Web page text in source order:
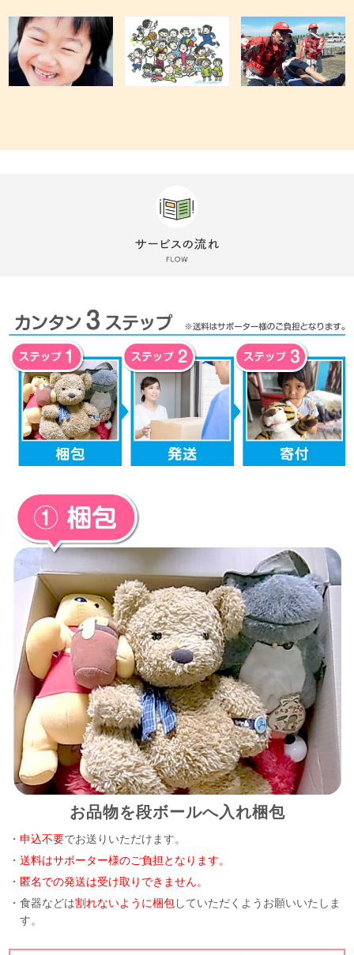
お品物を段ボールへ入れ梱包
・申込不要でお送りいただけます。
・送料はサポーター様のご負担となります。
・ 匿名での発送は受け取りできません。
・食器などは割れないように梱包していただくようお願いいたしま
す。